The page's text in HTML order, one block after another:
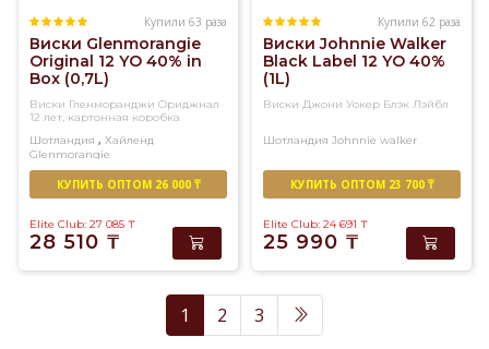
Купили 63 раза
Виски Glenmorangie
Original 12 YO 40% in
Box (0,7L)
Виски Гленморанджи Ориджнал
12 лет, картонная коробка
Шотландия , Хайленд
Glenmorangie
Односолодовый
КУПИТЬ ОПТОМ 26 000 ₸
Elite Club: 27 085 ₸
28 510 ₸
Купили 62 раза
Виски Johnnie Walker
Black Label 12 YO 40%
(1L)
Виски Джони Уокер Блэк Лэйбл
Шотландия Johnnie walker
КУПИТЬ ОПТОМ 23 700 ₸
Elite Club: 24 691 ₸
25 990 ₸
1 2 3